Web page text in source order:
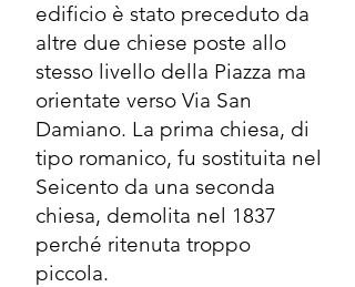
edificio è stato preceduto da
altre due chiese poste allo
stesso livello della Piazza ma
orientate verso Via San
Damiano. La prima chiesa, di
tipo romanico, fu sostituita nel
Seicento da una seconda
chiesa, demolita nel 1837
perché ritenuta troppo
piccola.